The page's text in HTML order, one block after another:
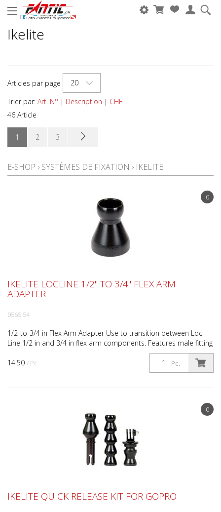
Ikelite
Articles par page
20
Trier par: Art. N° | Description | CHF
46 Article
1 2 3
E-SHOP › SYSTÈMES DE FIXATION › IKELITE
0
14.50 / Pc. Pc.
IKELITE LOCLINE 1/2" TO 3/4" FLEX ARM
ADAPTER
0565.54
1/2-to-3/4 in Flex Arm Adapter Use to transition between Loc-
Line 1/2 in and 3/4 in flex arm components. Features male fitting
0
IKELITE QUICK RELEASE KIT FOR GOPRO